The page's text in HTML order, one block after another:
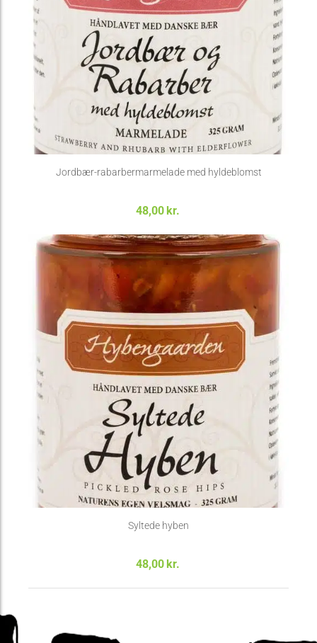
Jordbær-rabarbermarmelade med hyldeblomst
48,00kr.
Syltede hyben
48,00kr.